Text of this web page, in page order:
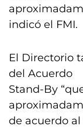
indicó el FMI.
El Directorio
del Acuerdo
Stand-By
de acuerdo